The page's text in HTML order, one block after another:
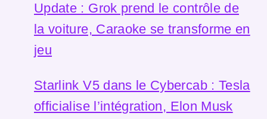
Update : Grok prend le contrôle de
la voiture, Caraoke se transforme en
jeu
Starlink V5 dans le Cybercab : Tesla
officialise l’intégration, Elon Musk